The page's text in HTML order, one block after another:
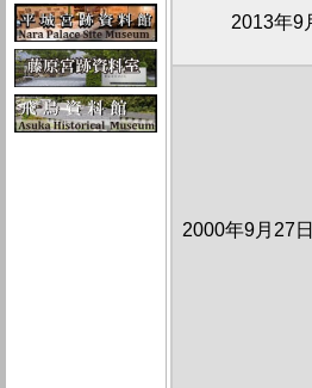
2013年9
2000年9月27